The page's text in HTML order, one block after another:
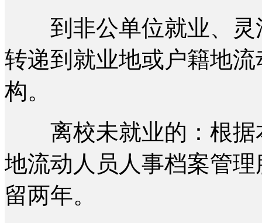
到非公单位就业、灵
转递到就业地或户籍地
构。
离校未就业的：根据
地流动人员人事档案管
留两年。